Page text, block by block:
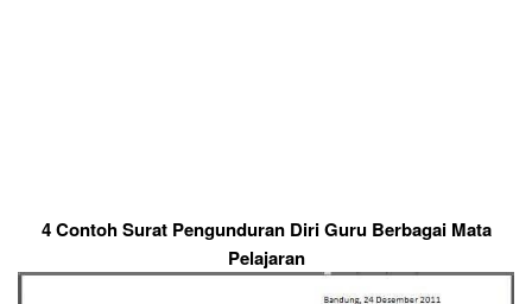
4 Contoh Surat Pengunduran Diri Guru Berbagai Mata
Pelajaran